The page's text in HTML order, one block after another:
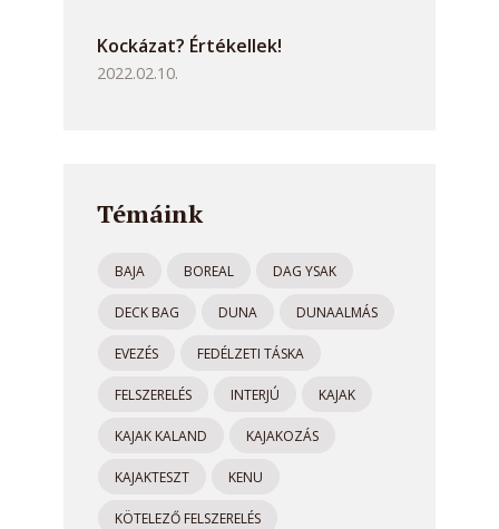
Kockázat? Értékellek!
2022.02.10.
Témáink
BAJA BOREAL DAG YSAK
DECK BAG DUNA DUNAALMÁS
EVEZÉS FEDÉLZETI TÁSKA
FELSZERELÉS INTERJÚ KAJAK
KAJAK KALAND KAJAKOZÁS
KAJAKTESZT KENU
KÖTELEZŐ FELSZERELÉS